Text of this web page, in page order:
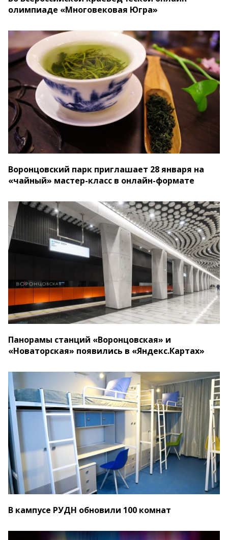
олимпиаде «Многовековая Югра»
Воронцовский парк приглашает 28 января на
«чайный» мастер-класс в онлайн-формате
Панорамы станций «Воронцовская» и
«Новаторская» появились в «Яндекс.Картах»
В кампусе РУДН обновили 100 комнат